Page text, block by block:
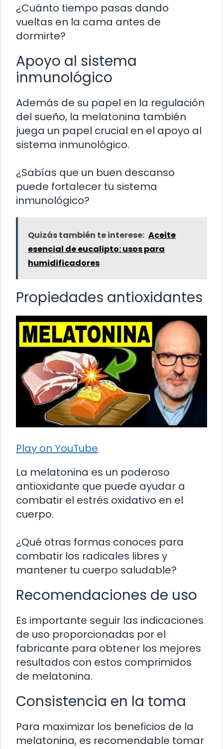
¿Cuánto tiempo pasas dando
vueltas en la cama antes de
dormirte?
Apoyo al sistema
inmunológico
Además de su papel en la regulación
del sueño, la melatonina también
juega un papel crucial en el apoyo al
sistema inmunológico.
¿Sabías que un buen descanso
puede fortalecer tu sistema
inmunológico?
Quizás también te interese: Aceite
esencial de eucalipto: usos para
humidificadores
Propiedades antioxidantes
Play on YouTube
La melatonina es un poderoso
antioxidante que puede ayudar a
combatir el estrés oxidativo en el
cuerpo.
¿Qué otras formas conoces para
combatir los radicales libres y
mantener tu cuerpo saludable?
Recomendaciones de uso
Es importante seguir las indicaciones
de uso proporcionadas por el
fabricante para obtener los mejores
resultados con estos comprimidos
de melatonina.
Consistencia en la toma
Para maximizar los beneficios de la
melatonina, es recomendable tomar